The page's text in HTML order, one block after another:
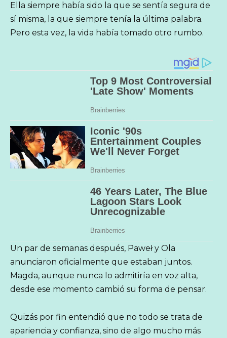
Ella siempre había sido la que se sentía segura de
sí misma, la que siempre tenía la última palabra.
Pero esta vez, la vida había tomado otro rumbo.
Un par de semanas después, Paweł y Ola
anunciaron oficialmente que estaban juntos.
Magda, aunque nunca lo admitiría en voz alta,
desde ese momento cambió su forma de pensar.
Quizás por fin entendió que no todo se trata de
apariencia y confianza, sino de algo mucho más